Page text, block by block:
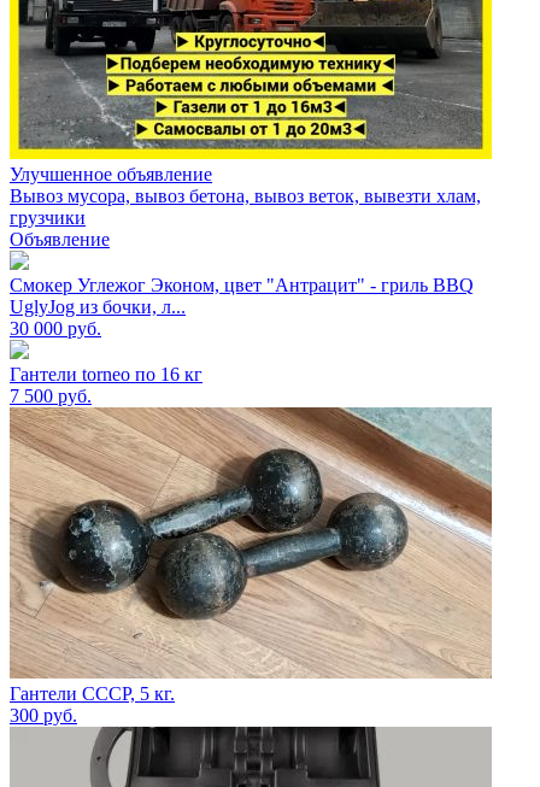
Улучшенное объявление
Вывоз мусора, вывоз бетона, вывоз веток, вывезти хлам,
грузчики
Объявление
Смокер Углежог Эконом, цвет "Антрацит" - гриль BBQ
UglyJog из бочки, л...
30 000 руб.
Гантели torneo по 16 кг
7 500 руб.
Гантели СССР, 5 кг.
300 руб.